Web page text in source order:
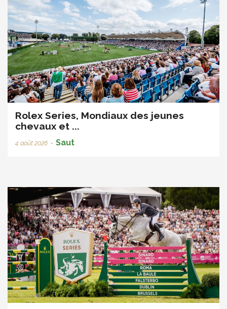
Rolex Series, Mondiaux des jeunes
chevaux et ...
4 août 2026 • Saut